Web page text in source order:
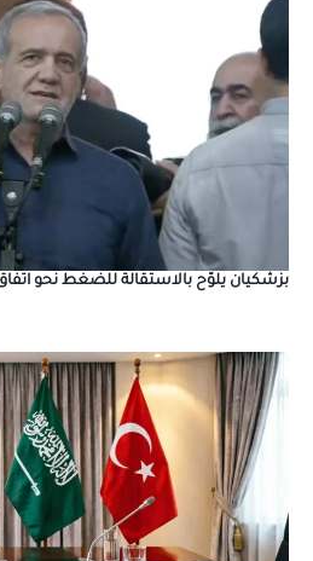
بزشكيان يلوّح بالاستقالة للضغط نحو